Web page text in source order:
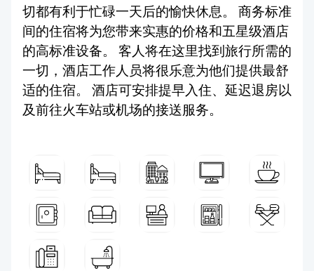
切都有利于忙碌一天后的愉快休息。 商务标准
间的住宿将为您带来实惠的价格和五星级酒店
的高标准设备。 客人将在这里找到旅行所需的
一切，酒店工作人员将很乐意为他们提供最舒
适的住宿。 酒店可安排提早入住、延迟退房以
及前往火车站或机场的接送服务。